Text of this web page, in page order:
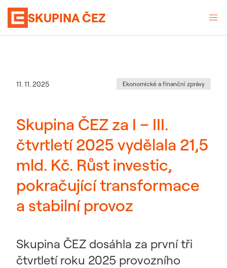
SKUPINA ČEZ
Datum zveřejnění
11. 11. 2025 Kategorie:
Ekonomické a finanční zprávy
Skupina ČEZ za I – III.
čtvrtletí 2025 vydělala 21,5
mld. Kč. Růst investic,
pokračující transformace
a stabilní provoz
Skupina ČEZ dosáhla za první tři
čtvrtletí roku 2025 provozního